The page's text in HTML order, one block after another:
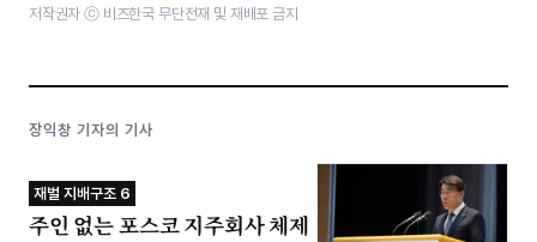
저작권자 ⓒ 비즈한국 무단전재 및 재배포 금지
장익창 기자의 기사
재벌 지배구조 6
주인 없는 포스코 지주회사 체제